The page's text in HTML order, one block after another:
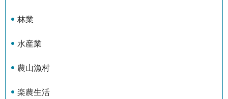
林業
水産業
農山漁村
楽農生活